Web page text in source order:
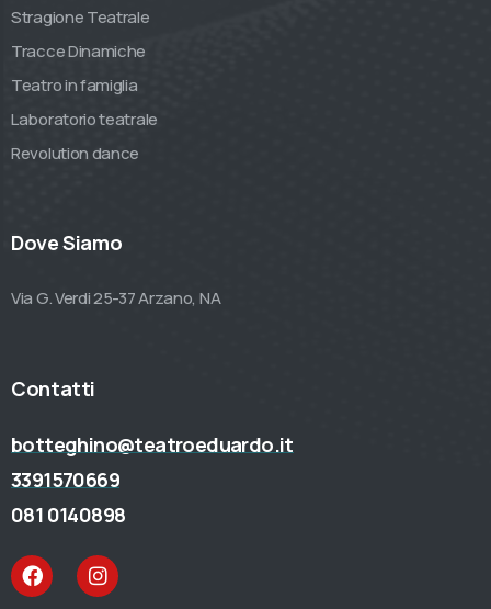
Stragione Teatrale
Tracce Dinamiche
Teatro in famiglia
Laboratorio teatrale
Revolution dance
Dove Siamo
Via G. Verdi 25-37 Arzano, NA
Contatti
botteghino@teatroeduardo.it
3391570669
081 0140898